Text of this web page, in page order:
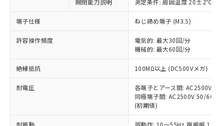
開閉能力説明 測定条件: 周囲温度 20±2℃、
端子仕様 ねじ締め端子 (M3.5)
許容操作頻度
電気的: 最大30回/分
機械的: 最大60回/分
絶縁抵抗 100MΩ以上 (DC500Vメガ)
耐電圧
各端子とアース間: AC2500V
同極端子間: AC2500V 50/
(初期値)
耐振動 誤動作: 10～55Hz 複振幅
ご利用条件
以下の条件をお読みいただき、同意のうえ
本サービスは、当社制御機器事業取扱
商品の当社在庫状況および標準価格
(税抜)を提供させていただくもので
当社制御機器事業取扱商品の中には、
対応予定：EU RoHS指令（10物質）の非含
有に対応した製品に切り替える予定のある
対応予定なし：EU RoHS指令（10物質）の
非含有に非対応の商品で、対応品を出す予
定はありません。
調査・確認中：EU RoHS指令（10物質）の
非含有の対応状況を調査中または確認中の
非該当品：ライセンス料など無形物で、有
害物質有無と関係のない商品です。
「○」：最大均質材料含有率が中国RoHSの
基準値以下であることを示します。